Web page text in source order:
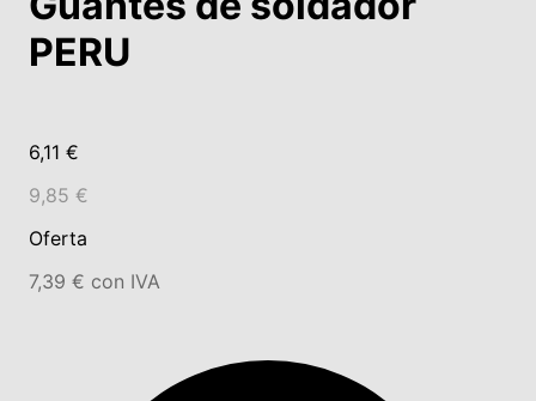
PERU
6,11 €
9,85 €
Oferta
7,39 € con IVA